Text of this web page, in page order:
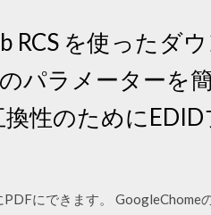
RCS を使ったダ
パラメーターを
性のために
にできます。 GoogleChome